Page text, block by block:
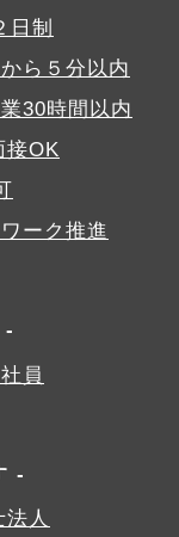
日制
ら５分以内
30時間以内
接OK
ーク推進
員
人